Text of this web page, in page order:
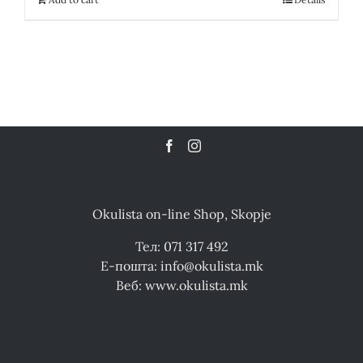
Okulista on-line Shop, Skopje
Тел: 071 317 492
Е-пошта: info@okulista.mk
Веб: www.okulista.mk